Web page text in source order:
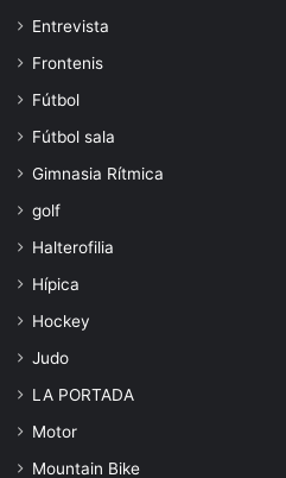
Entrevista
Frontenis
Fútbol
Fútbol sala
Gimnasia Rítmica
golf
Halterofilia
Hípica
Hockey
Judo
LA PORTADA
Motor
Mountain Bike